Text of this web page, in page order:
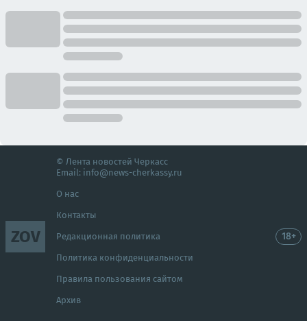
ZOV
© Лента новостей Черкасс
Email: info@news-cherkassy.ru
О нас
Контакты
Редакционная политика
Политика конфиденциальности
Правила пользования сайтом
Архив
18+